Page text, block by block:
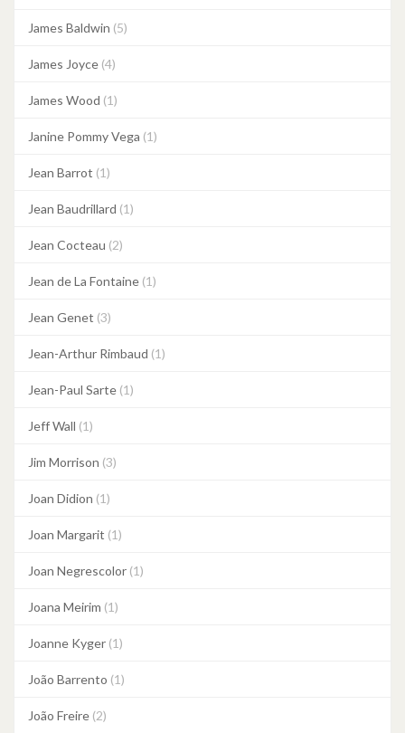
James Baldwin (5)
James Joyce (4)
James Wood (1)
Janine Pommy Vega (1)
Jean Barrot (1)
Jean Baudrillard (1)
Jean Cocteau (2)
Jean de La Fontaine (1)
Jean Genet (3)
Jean-Arthur Rimbaud (1)
Jean-Paul Sarte (1)
Jeff Wall (1)
Jim Morrison (3)
Joan Didion (1)
Joan Margarit (1)
Joan Negrescolor (1)
Joana Meirim (1)
Joanne Kyger (1)
João Barrento (1)
João Freire (2)